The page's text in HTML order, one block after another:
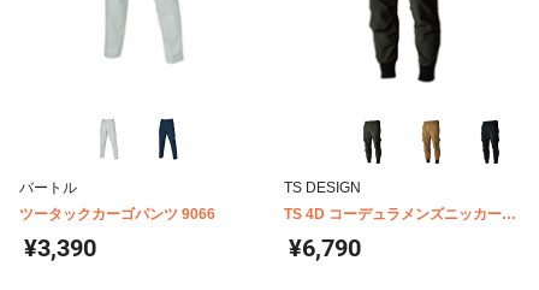
バートル
ツータックカーゴパンツ 9066
¥3,390
TS DESIGN
TS 4D コーデュラメンズニッカーズ
リブカーゴパンツ 55314
¥6,790